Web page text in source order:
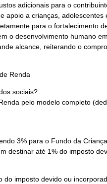
adicionais para o
apoio a crianças, adolescentes
para o fortalecimento
o desenvolvimento humano
alcance, reiterando o
Renda
sociais?
pelo modelo completo
3% para o Fundo da
destinar até 1% do imposto
imposto devido ou